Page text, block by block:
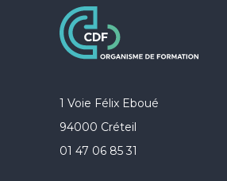
1 Voie Félix Eboué
94000 Créteil
01 47 06 85 31